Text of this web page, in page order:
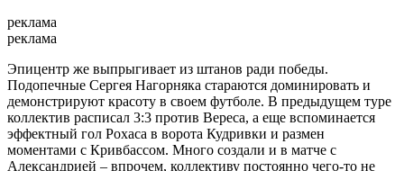
реклама
реклама
Эпицентр же выпрыгивает из штанов ради победы.
Подопечные Сергея Нагорняка стараются доминировать и
демонстрируют красоту в своем футболе. В предыдущем туре
коллектив расписал 3:3 против Вереса, а еще вспоминается
эффектный гол Рохаса в ворота Кудривки и размен
моментами с Кривбассом. Много создали и в матче с
Александрией – впрочем, коллективу постоянно чего-то не